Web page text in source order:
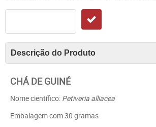
Descrição do Produto
CHÁ DE GUINÉ
Nome científico: Petiveria alliacea
Embalagem com 30 gramas